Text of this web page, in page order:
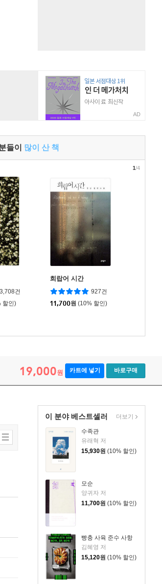
AD
들이 많이 산 책
3,708건
할인)
희랍어 시간
927건
11,700원 (10% 할인)
1/4
19,000원 카트에 넣기 바로구매
이 분야 베스트셀러
수족관
유래혁 저
15,930원 (10% 할인)
모순
양귀자 저
11,700원 (10% 할인)
빵충 사육 준수 사항
김혜영 저
15,120원 (10% 할인)
더보기